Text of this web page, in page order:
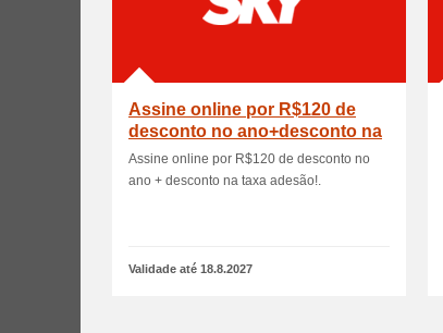
Assine online por R$120 de
desconto no ano+desconto na
taxa adeso!
Assine online por R$120 de desconto no
ano + desconto na taxa adesão!.
Validade até 18.8.2027